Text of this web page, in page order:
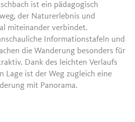
ist ein pädagogisch
der Naturerlebnis und
miteinander verbindet.
Informationstafeln und
die Wanderung besonders für
Dank des leichten Verlaufs
Lage ist der Weg zugleich eine
mit Panorama.